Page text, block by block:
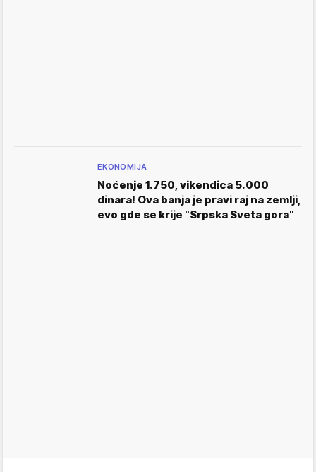
EKONOMIJA
Noćenje 1.750, vikendica 5.000
dinara! Ova banja je pravi raj na zemlji,
evo gde se krije "Srpska Sveta gora"